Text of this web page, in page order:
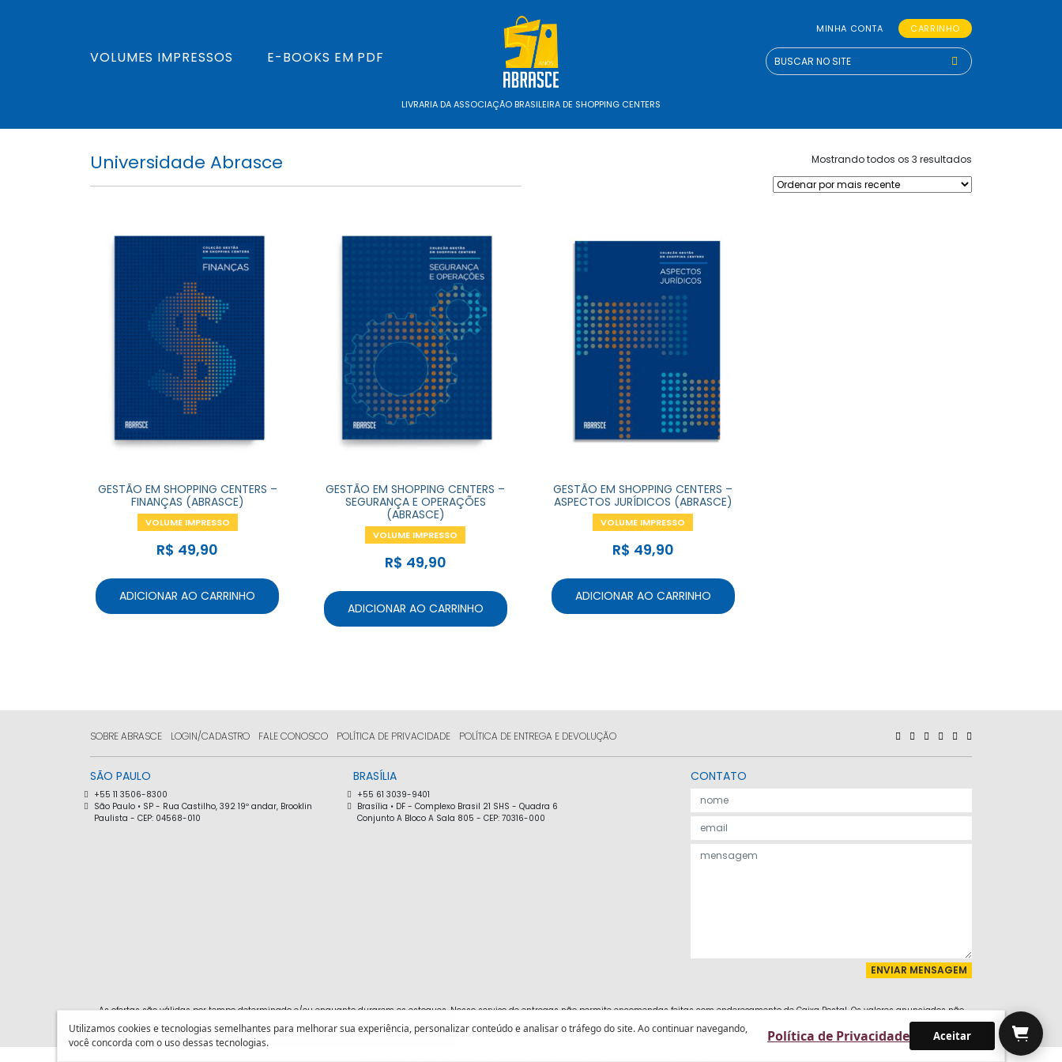
VOLUMES IMPRESSOS E-BOOKS EM PDF
MINHA CONTA CARRINHO
LIVRARIA DA ASSOCIAÇÃO BRASILEIRA DE SHOPPING CENTERS
Universidade Abrasce Mostrando todos os 3 resultados
GESTÃO EM SHOPPING CENTERS –
FINANÇAS (ABRASCE)
VOLUME IMPRESSO
R$ 49,90
ADICIONAR AO CARRINHO
GESTÃO EM SHOPPING CENTERS –
SEGURANÇA E OPERAÇÕES
(ABRASCE)
VOLUME IMPRESSO
R$ 49,90
ADICIONAR AO CARRINHO
GESTÃO EM SHOPPING CENTERS –
ASPECTOS JURÍDICOS (ABRASCE)
VOLUME IMPRESSO
R$ 49,90
ADICIONAR AO CARRINHO
SOBRE ABRASCE LOGIN/CADASTRO FALE CONOSCO POLÍTICA DE PRIVACIDADE POLÍTICA DE ENTREGA E DEVOLUÇÃO
SÃO PAULO
+55 11 3506-8300
São Paulo • SP - Rua Castilho, 392 19º andar, Brooklin
Paulista - CEP: 04568-010
BRASÍLIA
+55 61 3039-9401
Brasília • DF - Complexo Brasil 21 SHS - Quadra 6
Conjunto A Bloco A Sala 805 - CEP: 70316-000
CONTATO
As ofertas são válidas por tempo determinado e/ou enquanto durarem os estoques. Nosso serviço de entregas não permite encomendas feitas com endereçamento de Caixa Postal. Os valores anunciados não
incluem frete e não são cumulativos com outras promoções oferecidas pelo site.
Utilizamos cookies e tecnologias semelhantes para melhorar sua experiência, personalizar conteúdo e analisar o tráfego do site. Ao continuar navegando,
você concorda com o uso dessas tecnologias.
Política de Privacidade Aceitar